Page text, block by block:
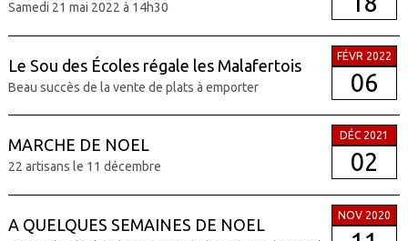
Samedi 21 mai 2022 à 14h30
Le Sou des Écoles régale les Malafertois
Beau succès de la vente de plats à emporter
FÉVR 2022
06
MARCHE DE NOEL
22 artisans le 11 décembre
DÉC 2021
02
A QUELQUES SEMAINES DE NOEL
NOV 2020